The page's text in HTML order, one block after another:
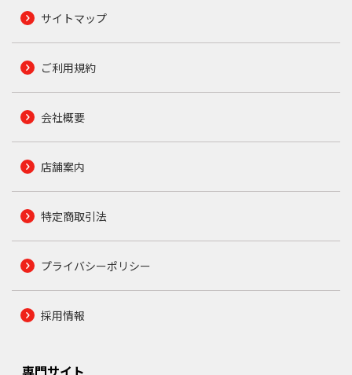
サイトマップ
ご利用規約
会社概要
店舗案内
特定商取引法
プライバシーポリシー
採用情報